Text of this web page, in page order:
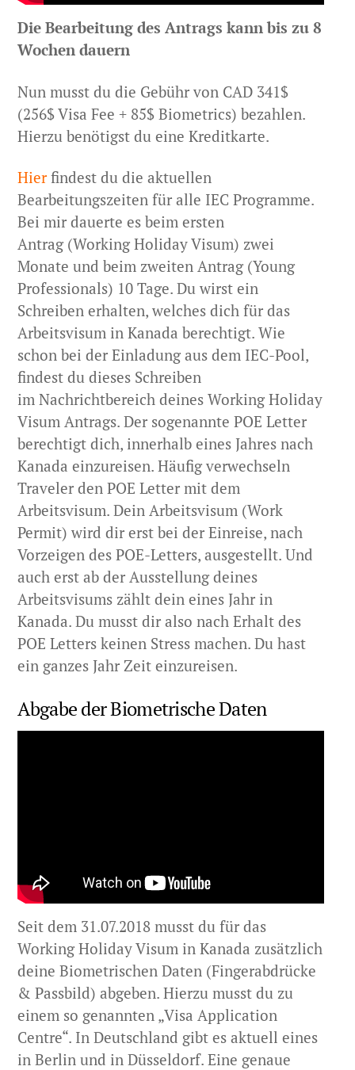
Die Bearbeitung des Antrags kann bis zu 8
Wochen dauern
Nun musst du die Gebühr von CAD 341$
(256$ Visa Fee + 85$ Biometrics) bezahlen.
Hierzu benötigst du eine Kreditkarte.
Hierfindest du die aktuellen
Bearbeitungszeiten für alle IEC Programme.
Bei mir dauerte es beim ersten
Antrag (Working Holiday Visum) zwei
Monate und beim zweiten Antrag (Young
Professionals) 10 Tage. Du wirst ein
Schreiben erhalten, welches dich für das
Arbeitsvisum in Kanada berechtigt. Wie
schon bei der Einladung aus dem IEC-Pool,
findest du dieses Schreiben
im Nachrichtbereich deines Working Holiday
Visum Antrags. Der sogenannte POE Letter
berechtigt dich, innerhalb eines Jahres nach
Kanada einzureisen. Häufig verwechseln
Traveler den POE Letter mit dem
Arbeitsvisum. Dein Arbeitsvisum (Work
Permit) wird dir erst bei der Einreise, nach
Vorzeigen des POE-Letters, ausgestellt. Und
auch erst ab der Ausstellung deines
Arbeitsvisums zählt dein eines Jahr in
Kanada. Du musst dir also nach Erhalt des
POE Letters keinen Stress machen. Du hast
ein ganzes Jahr Zeit einzureisen.
Abgabe der Biometrische Daten
Seit dem 31.07.2018 musst du für das
Working Holiday Visum in Kanada zusätzlich
deine Biometrischen Daten (Fingerabdrücke
& Passbild) abgeben. Hierzu musst du zu
einem so genannten „Visa Application
Centre“. In Deutschland gibt es aktuell eines
in Berlin und in Düsseldorf. Eine genaue